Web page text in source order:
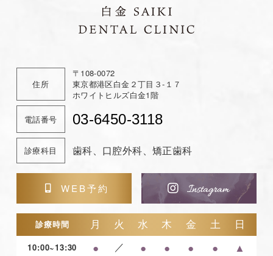
住所
〒108-0072
東京都港区白金２丁目３-１７
ホワイトヒルズ白金1階
電話番号 03-6450-3118
診療科目 歯科、口腔外科、矯正歯科
WEB予約
診療時間 月 火 水 木 金 土
日
10:00~13:30
● ／ ● ● ● ● ▲